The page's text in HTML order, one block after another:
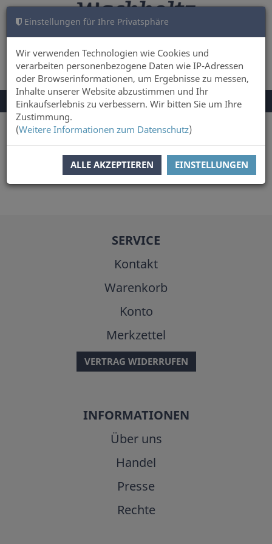
Einstellungen für Ihre Privatsphäre
Wir verwenden Technologien wie Cookies und
verarbeiten personenbezogene Daten wie IP-Adressen
oder Browserinformationen, um Ergebnisse zu messen,
Inhalte unserer Website abzustimmen und Ihr
Einkaufserlebnis zu verbessern. Wir bitten Sie um Ihre
Zustimmung.
(Weitere Informationen zum Datenschutz)
ALLE AKZEPTIEREN EINSTELLUNGEN
ANMELDEN WARENKORB 0
NAVIGATION
UMSCHALTEN
Menü
Sie sind hier:
Felix Lühning
SERVICE
Kontakt
Warenkorb
Konto
Merkzettel
VERTRAG WIDERRUFEN
INFORMATIONEN
Über uns
Handel
Presse
Rechte